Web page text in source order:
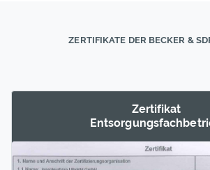
ZERTIFIKATE DER BECKER &
Zertifikat